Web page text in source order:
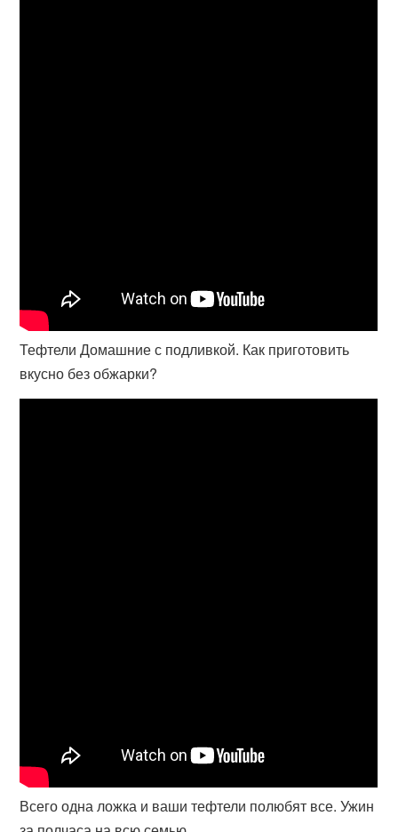
Тефтели Домашние с подливкой. Как приготовить
вкусно без обжарки?
Всего одна ложка и ваши тефтели полюбят все. Ужин